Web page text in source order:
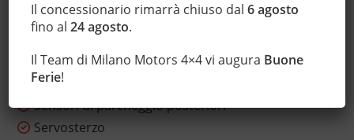
Riconoscimento dei segnali stradali
Sedile posteriore sdoppiato
Sensore di luce
Sensore di pioggia
Sensori di parcheggio posteriori
Servosterzo
Il concessionario rimarrà chiuso dal6 agosto
fino al24 agosto.
Il Team di Milano Motors 4×4 vi augura Buone
Ferie!